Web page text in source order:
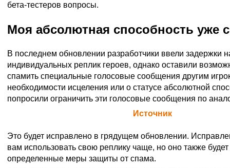
бета-тестеров вопросы.
Моя абсолютная способность уже
В последнем обновлении разработчики ввели задержки
индивидуальных реплик героев, однако оставили
спамить специальные голосовые сообщения другим
необходимости исцеления или о статусе абсолютной
попросили ограничить эти голосовые сообщения по
Источник
Это будет исправлено в грядущем обновлении.
вам использовать свою реплику чаще, но оно также
определенные меры защиты от спама.